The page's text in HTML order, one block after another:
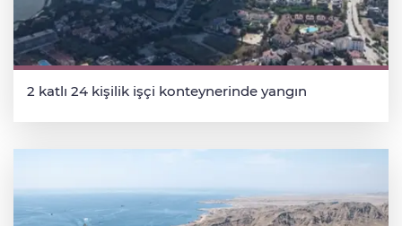
2 katlı 24 kişilik işçi konteynerinde yangın